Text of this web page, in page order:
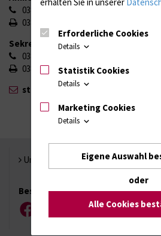
0381 494 5288
0381 494 9156
Sekretariat
0381 494 9001
0381 494 9002
strahlentherapie{bei}med.uni-
Universität Rostock
Besuchen Sie uns
FacebookInstagramYouTubeLinkedIn
Xing
Erforderliche Cookies
Details
Statistik Cookies
Details
Marketing Cookies
Details
Eigene Auswahl
oder
Alle Cookies